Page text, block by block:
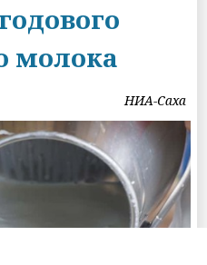
молока
НИА-Саха